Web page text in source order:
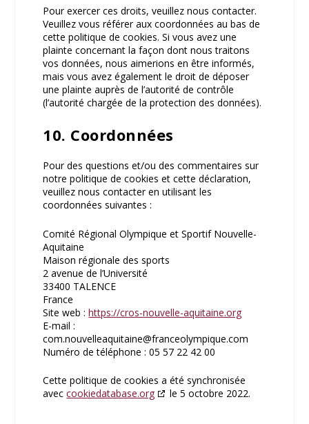
Pour exercer ces droits, veuillez nous contacter.
Veuillez vous référer aux coordonnées au bas de
cette politique de cookies. Si vous avez une
plainte concernant la façon dont nous traitons
vos données, nous aimerions en être informés,
mais vous avez également le droit de déposer
une plainte auprès de l’autorité de contrôle
(l’autorité chargée de la protection des données).
10. Coordonnées
Pour des questions et/ou des commentaires sur
notre politique de cookies et cette déclaration,
veuillez nous contacter en utilisant les
coordonnées suivantes :
Comité Régional Olympique et Sportif Nouvelle-
Aquitaine
Maison régionale des sports
2 avenue de l’Université
33400 TALENCE
France
Site web :https://cros-nouvelle-aquitaine.org
E-mail :
com.nouvelleaquitaine@franceolympique.com
Numéro de téléphone : 05 57 22 42 00
Cette politique de cookies a été synchronisée
aveccookiedatabase.org le 5 octobre 2022.